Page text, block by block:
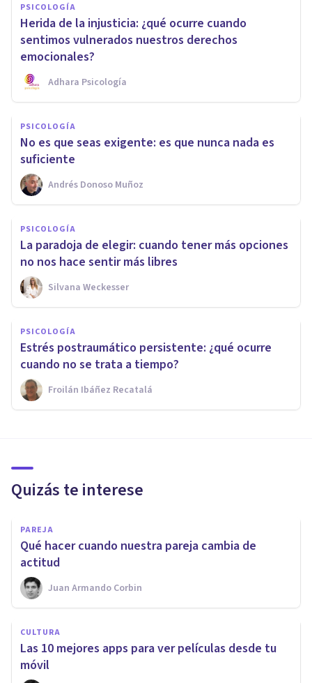
PSICOLOGÍA
Herida de la injusticia: ¿qué ocurre cuando
sentimos vulnerados nuestros derechos
emocionales?
Adhara Psicología
PSICOLOGÍA
No es que seas exigente: es que nunca nada es
suficiente
Andrés Donoso Muñoz
PSICOLOGÍA
La paradoja de elegir: cuando tener más opciones
no nos hace sentir más libres
Silvana Weckesser
PSICOLOGÍA
Estrés postraumático persistente: ¿qué ocurre
cuando no se trata a tiempo?
Froilán Ibáñez Recatalá
Quizás te interese
PAREJA
Qué hacer cuando nuestra pareja cambia de
actitud
Juan Armando Corbin
CULTURA
Las 10 mejores apps para ver películas desde tu
móvil